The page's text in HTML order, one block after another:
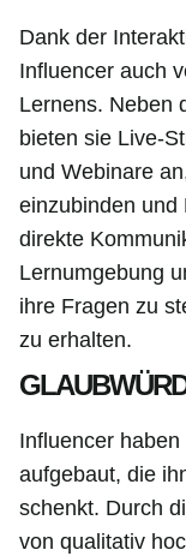
Dank der
Influencer auch
Lernens. Neben
bieten sie Live-
und Webinare
einzubinden und
direkte
Lernumgebung
ihre Fragen zu
zu erhalten.
Influencer
aufgebaut, die
schenkt. Durch
von qualitativ